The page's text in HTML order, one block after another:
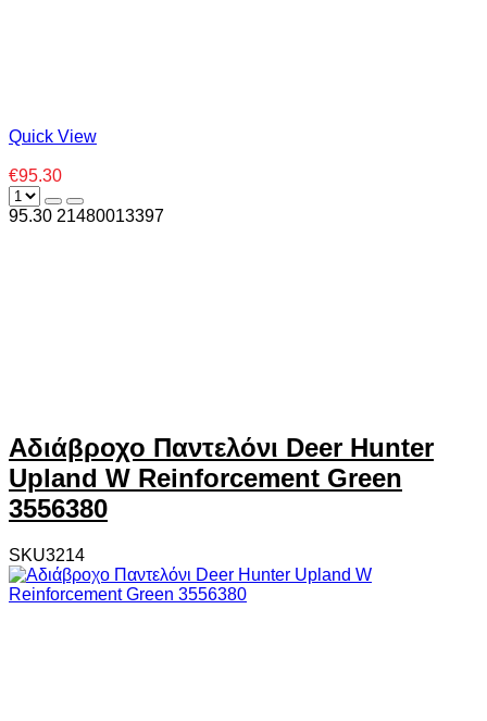
Quick View
€95.30
95.30 21480013397
Αδιάβροχο Παντελόνι Deer Hunter
Upland W Reinforcement Green
3556380
SKU3214